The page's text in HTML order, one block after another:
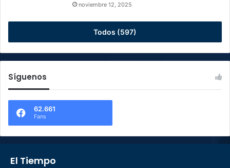
noviembre 12, 2025
Todos (597)
Síguenos
62.661
Fans
El Tiempo